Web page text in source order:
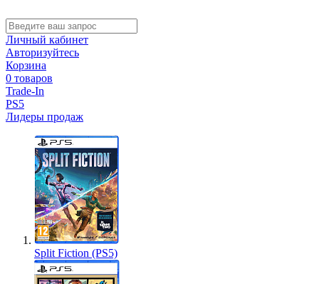
Личный кабинет
Авторизуйтесь
Корзина
0 товаров
Trade-In
PS5
Лидеры продаж
Split Fiction (PS5)